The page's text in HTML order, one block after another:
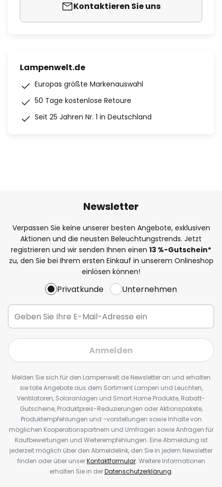
Kontaktieren Sie uns
Lampenwelt.de
Europas größte Markenauswahl
50 Tage kostenlose Retoure
Seit 25 Jahren Nr. 1 in Deutschland
Newsletter
Verpassen Sie keine unserer besten Angebote, exklusiven
Aktionen und die neusten Beleuchtungstrends. Jetzt
registrieren und wir senden Ihnen einen 13 %-Gutschein*
zu, den Sie bei Ihrem ersten Einkauf in unserem Onlineshop
einlösen können!
Privatkunde Unternehmen
Anmelden
Melden Sie sich für den Lampenwelt.de Newsletter an und erhalten
sie tolle Angebote aus dem Sortiment Lampen und Leuchten,
Ventilatoren, Solaranlagen und Smart Home Produkte, Rabatt-
Gutscheine, Produktpreis-Reduzierungen oder Aktionspakete,
Produktempfehlungen und -vorstellungen sowie Inhalte von
möglichen Kooperationspartnern und Umfragen sowie Anfragen für
Kaufbewertungen und Weiterempfehlungen. Eine Abmeldung ist
jederzeit möglich über den Abmeldelink, den Sie in jedem Newsletter
finden oder über unserKontaktformular. Weitere Informationen
erhalten Sie in derDatenschutzerklärung.